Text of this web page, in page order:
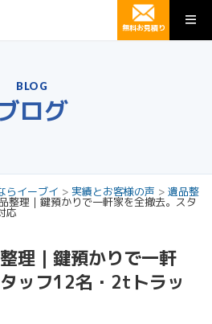
無料お見積り
BLOG
ログ
らイーブイ > 実績とお客様の声 > 遺品整
整理｜鍵預かりで一軒家を全撤去。スタ
応
理｜鍵預かりで一軒
ッフ12名・2tトラッ